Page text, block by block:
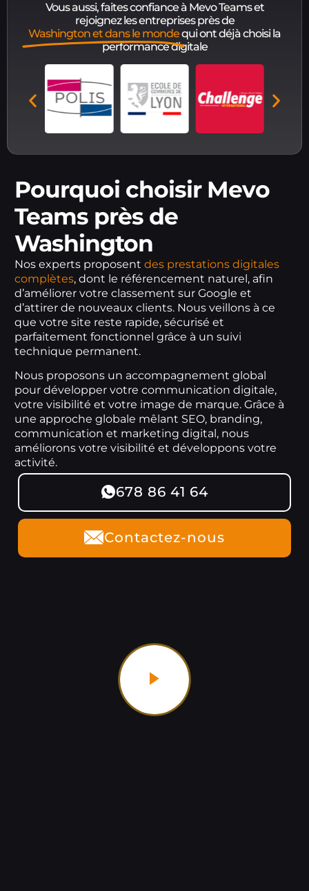
Vous aussi, faites confiance à Mevo Teams et
rejoignez les entreprises près de
Washington et dans le mondequi ont déjà choisi la
performance digitale
Pourquoi choisir Mevo
Teams près de
Washington
Nos experts proposent des prestations digitales
complètes, dont le référencement naturel, afin
d’améliorer votre classement sur Google et
d’attirer de nouveaux clients. Nous veillons à ce
que votre site reste rapide, sécurisé et
parfaitement fonctionnel grâce à un suivi
technique permanent.
Nous proposons un accompagnement global
pour développer votre communication digitale,
votre visibilité et votre image de marque. Grâce à
une approche globale mêlant SEO, branding,
communication et marketing digital, nous
améliorons votre visibilité et développons votre
activité.
678 86 41 64
Contactez-nous